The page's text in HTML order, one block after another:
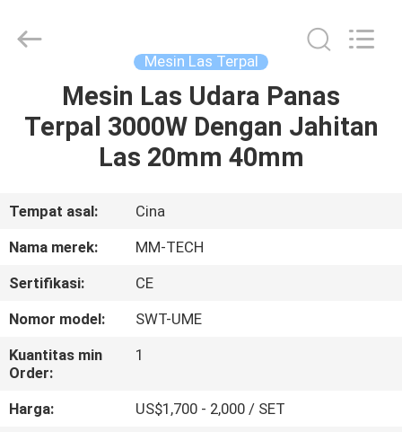
RUMAH
TENTANG
KAMI
TUR
PABRIK
KONTROL
KUALITAS
Mingmai
Technology
Mesin Las Terpal
Mesin Las Udara Panas
Terpal 3000W Dengan Jahitan
Las 20mm 40mm
Tempat asal:
Cina
Nama merek:
MM-TECH
Sertifikasi:
CE
Nomor model:
SWT-UME
Kuantitas min
Order:
1
Harga:
US$1,700 - 2,000 / SET